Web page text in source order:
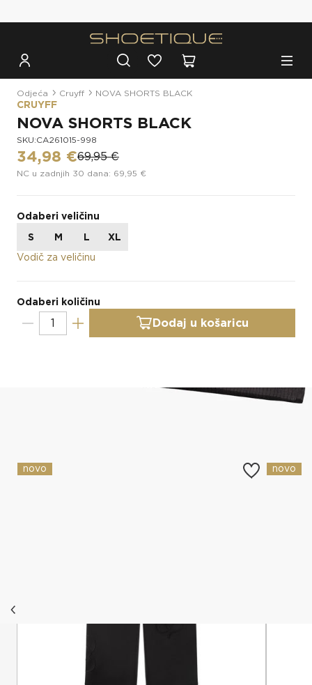
Odjeća Cruyff NOVA SHORTS BLACK
CRUYFF
NOVA SHORTS BLACK
SKU:CA261015-998
34,98 €69,95 €
NC u zadnjih 30 dana: 69,95 €
Odaberi veličinu
S
M L
XL
Vodič za veličinu
Odaberi količinu
Dodaj u košaricu
novo novo